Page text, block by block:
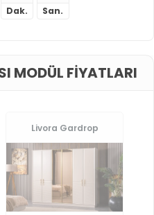
Dak. San.
MODÜL FIYATLARI
Livora Gardrop